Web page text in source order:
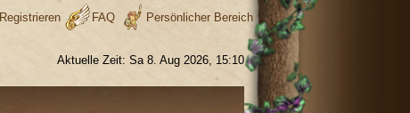
Persönlicher Bereich
FAQ
Registrieren
Aktuelle Zeit: Sa 8. Aug 2026, 15:10